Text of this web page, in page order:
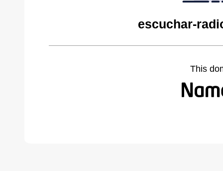
escuchar-
This